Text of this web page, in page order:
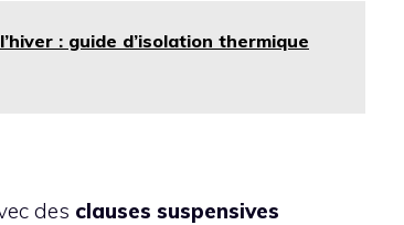
: guide d’isolation thermique
des clauses suspensives